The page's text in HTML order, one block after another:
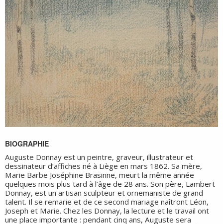
BIOGRAPHIE
Auguste Donnay est un peintre, graveur, illustrateur et
dessinateur d’affiches né à Liège en mars 1862. Sa mère,
Marie Barbe Joséphine Brasinne, meurt la même année
quelques mois plus tard à l’âge de 28 ans. Son père, Lambert
Donnay, est un artisan sculpteur et ornemaniste de grand
talent. Il se remarie et de ce second mariage naîtront Léon,
Joseph et Marie. Chez les Donnay, la lecture et le travail ont
une place importante : pendant cinq ans, Auguste sera